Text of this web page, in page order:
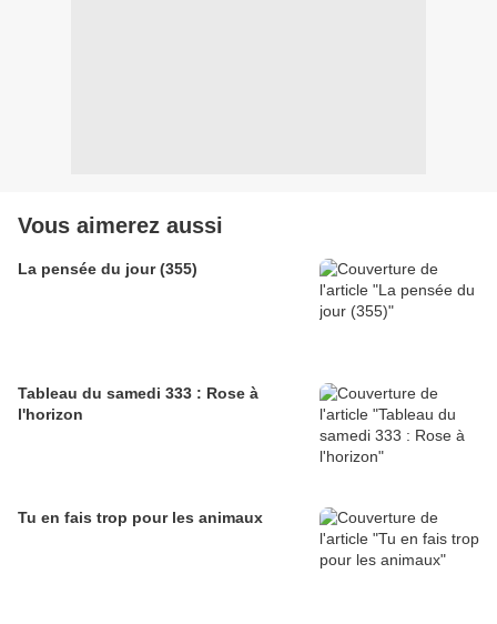
Vous aimerez aussi
La pensée du jour (355)
Tableau du samedi 333 : Rose à
l'horizon
Tu en fais trop pour les animaux